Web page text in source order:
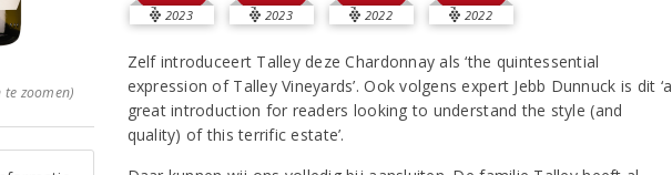
zoomen)
2023
2023
2022
2022
Zelf introduceert Talley deze Chardonnay als ‘the quintessential
expression of Talley Vineyards’. Ook volgens expert Jebb Dunnuck is dit ‘a
great introduction for readers looking to understand the style (and
quality) of this terrific estate’.